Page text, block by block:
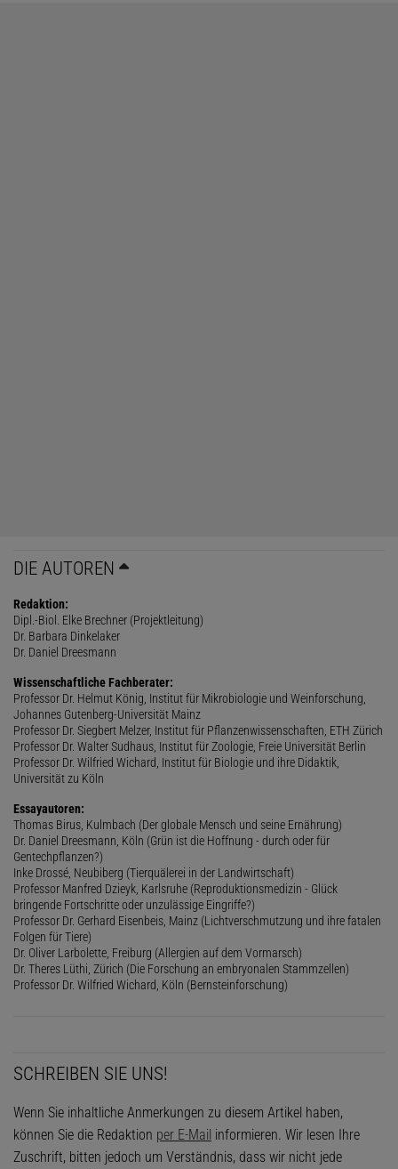
DIE AUTOREN
Redaktion:
Dipl.-Biol. Elke Brechner (Projektleitung)
Dr. Barbara Dinkelaker
Dr. Daniel Dreesmann
Wissenschaftliche Fachberater:
Professor Dr. Helmut König, Institut für Mikrobiologie und Weinforschung,
Johannes Gutenberg-Universität Mainz
Professor Dr. Siegbert Melzer, Institut für Pflanzenwissenschaften, ETH Zürich
Professor Dr. Walter Sudhaus, Institut für Zoologie, Freie Universität Berlin
Professor Dr. Wilfried Wichard, Institut für Biologie und ihre Didaktik,
Universität zu Köln
Essayautoren:
Thomas Birus, Kulmbach (Der globale Mensch und seine Ernährung)
Dr. Daniel Dreesmann, Köln (Grün ist die Hoffnung - durch oder für
Gentechpflanzen?)
Inke Drossé, Neubiberg (Tierquälerei in der Landwirtschaft)
Professor Manfred Dzieyk, Karlsruhe (Reproduktionsmedizin - Glück
bringende Fortschritte oder unzulässige Eingriffe?)
Professor Dr. Gerhard Eisenbeis, Mainz (Lichtverschmutzung und ihre fatalen
Folgen für Tiere)
Dr. Oliver Larbolette, Freiburg (Allergien auf dem Vormarsch)
Dr. Theres Lüthi, Zürich (Die Forschung an embryonalen Stammzellen)
Professor Dr. Wilfried Wichard, Köln (Bernsteinforschung)
SCHREIBEN SIE UNS!
Wenn Sie inhaltliche Anmerkungen zu diesem Artikel haben,
können Sie die Redaktion per E-Mail informieren. Wir lesen Ihre
Zuschrift, bitten jedoch um Verständnis, dass wir nicht jede